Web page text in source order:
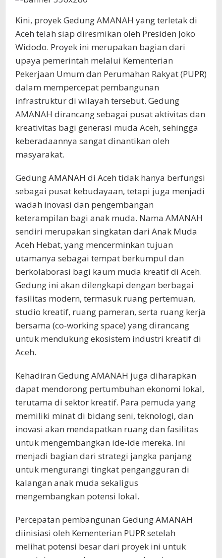
Kini, proyek Gedung AMANAH yang terletak di
Aceh telah siap diresmikan oleh Presiden Joko
Widodo. Proyek ini merupakan bagian dari
upaya pemerintah melalui Kementerian
Pekerjaan Umum dan Perumahan Rakyat (PUPR)
dalam mempercepat pembangunan
infrastruktur di wilayah tersebut. Gedung
AMANAH dirancang sebagai pusat aktivitas dan
kreativitas bagi generasi muda Aceh, sehingga
keberadaannya sangat dinantikan oleh
masyarakat.
Gedung AMANAH di Aceh tidak hanya berfungsi
sebagai pusat kebudayaan, tetapi juga menjadi
wadah inovasi dan pengembangan
keterampilan bagi anak muda. Nama AMANAH
sendiri merupakan singkatan dari Anak Muda
Aceh Hebat, yang mencerminkan tujuan
utamanya sebagai tempat berkumpul dan
berkolaborasi bagi kaum muda kreatif di Aceh.
Gedung ini akan dilengkapi dengan berbagai
fasilitas modern, termasuk ruang pertemuan,
studio kreatif, ruang pameran, serta ruang kerja
bersama (co-working space) yang dirancang
untuk mendukung ekosistem industri kreatif di
Aceh.
Kehadiran Gedung AMANAH juga diharapkan
dapat mendorong pertumbuhan ekonomi lokal,
terutama di sektor kreatif. Para pemuda yang
memiliki minat di bidang seni, teknologi, dan
inovasi akan mendapatkan ruang dan fasilitas
untuk mengembangkan ide-ide mereka. Ini
menjadi bagian dari strategi jangka panjang
untuk mengurangi tingkat pengangguran di
kalangan anak muda sekaligus
mengembangkan potensi lokal.
Percepatan pembangunan Gedung AMANAH
diinisiasi oleh Kementerian PUPR setelah
melihat potensi besar dari proyek ini untuk